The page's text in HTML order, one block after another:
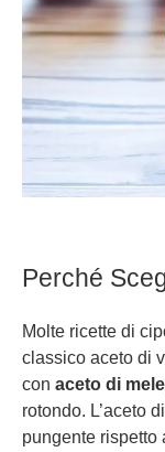
Perché
Molte ricette di
classico aceto di
con aceto di mele
rotondo. L’aceto
pungente rispetto